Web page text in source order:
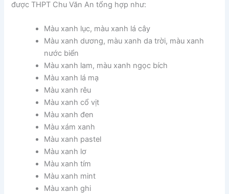
được THPT Chu Văn An tổng hợp như:
Màu xanh lục, màu xanh lá cây
Màu xanh dương, màu xanh da trời, màu xanh
nước biển
Màu xanh lam, màu xanh ngọc bích
Màu xanh lá mạ
Màu xanh rêu
Màu xanh cổ vịt
Màu xanh đen
Màu xám xanh
Màu xanh pastel
Màu xanh lơ
Màu xanh tím
Màu xanh mint
Màu xanh ghi